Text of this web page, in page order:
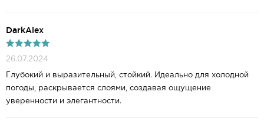
DarkAlex
26.07.2024
Глубокий и выразительный, стойкий. Идеально для холодной
погоды, раскрывается слоями, создавая ощущение
уверенности и элегантности.